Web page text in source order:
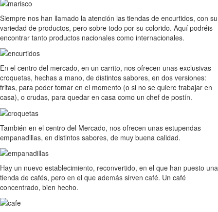
Siempre nos han llamado la atención las tiendas de encurtidos, con su
variedad de productos, pero sobre todo por su colorido. Aquí podréis
encontrar tanto productos nacionales como internacionales.
En el centro del mercado, en un carrito, nos ofrecen unas exclusivas
croquetas, hechas a mano, de distintos sabores, en dos versiones:
fritas, para poder tomar en el momento (o si no se quiere trabajar en
casa), o crudas, para quedar en casa como un chef de postín.
También en el centro del Mercado, nos ofrecen unas estupendas
empanadillas, en distintos sabores, de muy buena calidad.
Hay un nuevo establecimiento, reconvertido, en el que han puesto una
tienda de cafés, pero en el que además sirven café. Un café
concentrado, bien hecho.